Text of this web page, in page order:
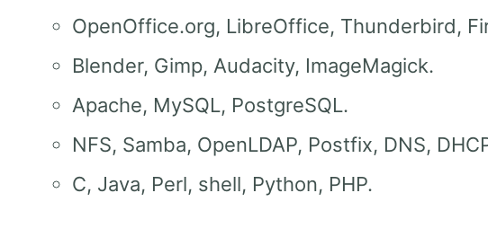
OpenOffice.org, LibreOffice, Thunderbird,
Blender, Gimp, Audacity, ImageMagick.
Apache, MySQL, PostgreSQL.
NFS, Samba, OpenLDAP, Postfix, DNS,
C, Java, Perl, shell, Python, PHP.